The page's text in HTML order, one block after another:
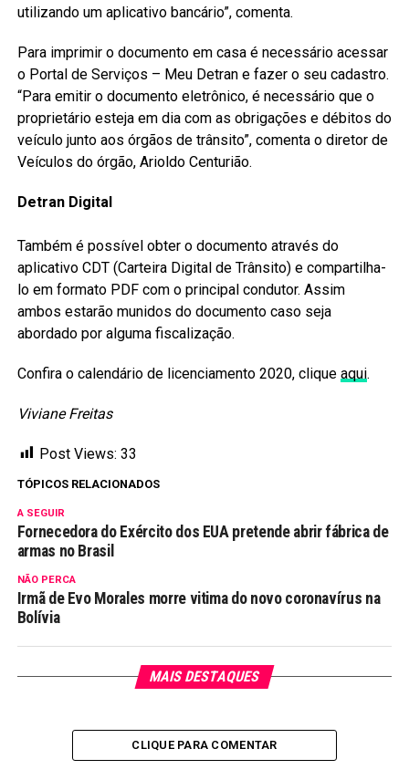
utilizando um aplicativo bancário”, comenta.
Para imprimir o documento em casa é necessário acessar
o Portal de Serviços – Meu Detran e fazer o seu cadastro.
“Para emitir o documento eletrônico, é necessário que o
proprietário esteja em dia com as obrigações e débitos do
veículo junto aos órgãos de trânsito”, comenta o diretor de
Veículos do órgão, Arioldo Centurião.
Detran Digital
Também é possível obter o documento através do
aplicativo CDT (Carteira Digital de Trânsito) e compartilha-
lo em formato PDF com o principal condutor. Assim
ambos estarão munidos do documento caso seja
abordado por alguma fiscalização.
Confira o calendário de licenciamento 2020, clique aqui.
Viviane Freitas
Post Views: 33
TÓPICOS RELACIONADOS
A SEGUIR
Fornecedora do Exército dos EUA pretende abrir fábrica de
armas no Brasil
NÃO PERCA
Irmã de Evo Morales morre vitima do novo coronavírus na
Bolívia
MAIS DESTAQUES
CLIQUE PARA COMENTAR